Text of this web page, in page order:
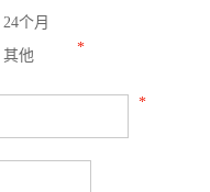
24个月
其他
*
*